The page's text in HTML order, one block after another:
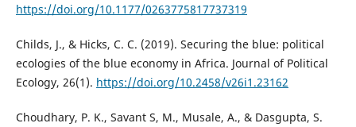
https://doi.org/10.1177/0263775817737319
Childs, J., & Hicks, C. C. (2019). Securing the blue: political
ecologies of the blue economy in Africa. Journal of Political
Ecology, 26(1). https://doi.org/10.2458/v26i1.23162
Choudhary, P. K., Savant S, M., Musale, A., & Dasgupta, S.